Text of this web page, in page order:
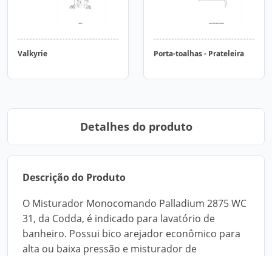
Valkyrie Porta-toalhas - Prateleira
Detalhes do produto
Descrição do Produto
O Misturador Monocomando Palladium 2875 WC
31, da Codda, é indicado para lavatório de
banheiro. Possui bico arejador econômico para
alta ou baixa pressão e misturador de